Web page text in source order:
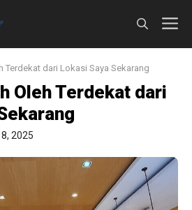
Terdekat dari Lokasi Saya Sekarang
Oleh Terdekat dari
2025